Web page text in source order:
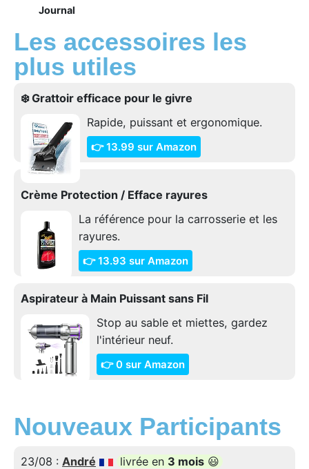
Journal
Les accessoires les
plus utiles
❄️ Grattoir efficace pour le givre
Rapide, puissant et ergonomique.
👉 13.99 sur Amazon
Crème Protection / Efface rayures
La référence pour la carrosserie et les
rayures.
👉 13.93 sur Amazon
Aspirateur à Main Puissant sans Fil
Stop au sable et miettes, gardez
l'intérieur neuf.
👉 0 sur Amazon
Nouveaux Participants
23/08 : André livrée en 3 mois 😃